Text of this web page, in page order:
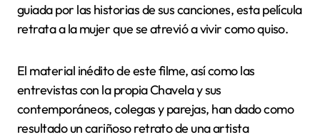
guiada por las historias de sus canciones, esta película
retrata a la mujer que se atrevió a vivir como quiso.
El material inédito de este filme, así como las
entrevistas con la propia Chavela y sus
contemporáneos, colegas y parejas, han dado como
resultado un cariñoso retrato de una artista